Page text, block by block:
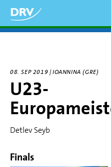
zum
Inhalt
08. SEP 2019 | IOANNINA (GRE)
U23-
Detlev Seyb
Finals